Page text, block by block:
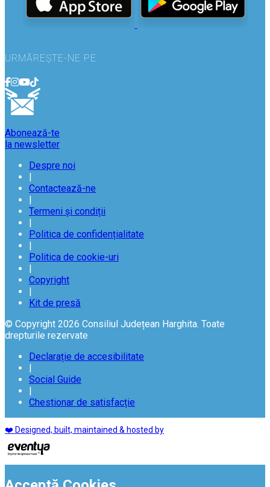
URMĂREȘTE-NE PE
Abonează-te
la newsletter
Despre noi
Contactează-ne
Termeni și condiții
Politica de confidențialitate
Politica de cookie-uri
Copyright
Kit de presă
© Copyright 2026 Consiliul Județean Harghita. Toate
drepturile rezervate
Declarație de accesibilitate
Social Guide
Chestionar de satisfacție
❤️ Designed, built, maintained & hosted by